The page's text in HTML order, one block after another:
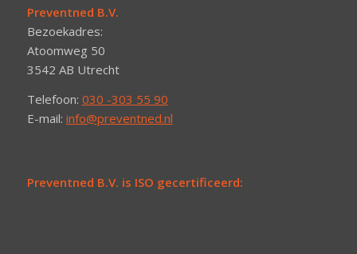
Preventned B.V.
Bezoekadres:
Atoomweg 50
3542 AB Utrecht
Telefoon: 030 -303 55 90
E-mail: info@preventned.nl
Preventned B.V. is ISO gecertificeerd: